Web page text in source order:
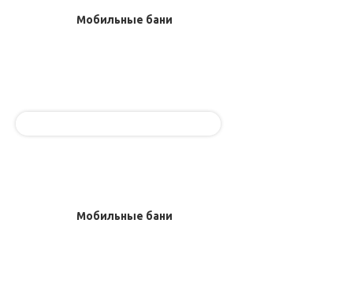
Мобильные бани
Мобильные бани